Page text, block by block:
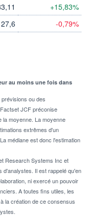
+15,83%
27,6 -0,79%
au moins une fois dans
ou des
JCF préconise
la moyenne. La moyenne
extrêmes d'un
médiane est donc l'estimation
Research Systems Inc et
d'analystes. Il est rappelé qu'en
ni exercé un pouvoir
A toutes fins utiles, les
la création de ce consensus